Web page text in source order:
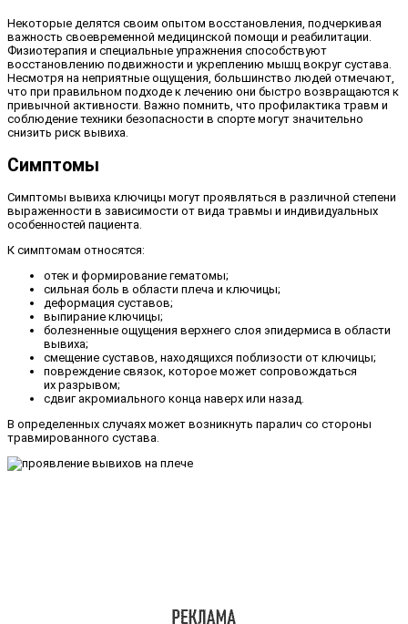
Некоторые делятся своим опытом восстановления, подчеркивая
важность своевременной медицинской помощи и реабилитации.
Физиотерапия и специальные упражнения способствуют
восстановлению подвижности и укреплению мышц вокруг сустава.
Несмотря на неприятные ощущения, большинство людей отмечают,
что при правильном подходе к лечению они быстро возвращаются к
привычной активности. Важно помнить, что профилактика травм и
соблюдение техники безопасности в спорте могут значительно
снизить риск вывиха.
Симптомы
Симптомы вывиха ключицы могут проявляться в различной степени
выраженности в зависимости от вида травмы и индивидуальных
особенностей пациента.
К симптомам относятся:
отек и формирование гематомы;
сильная боль в области плеча и ключицы;
деформация суставов;
выпирание ключицы;
болезненные ощущения верхнего слоя эпидермиса в области
вывиха;
смещение суставов, находящихся поблизости от ключицы;
повреждение связок, которое может сопровождаться
их разрывом;
сдвиг акромиального конца наверх или назад.
В определенных случаях может возникнуть паралич со стороны
травмированного сустава.